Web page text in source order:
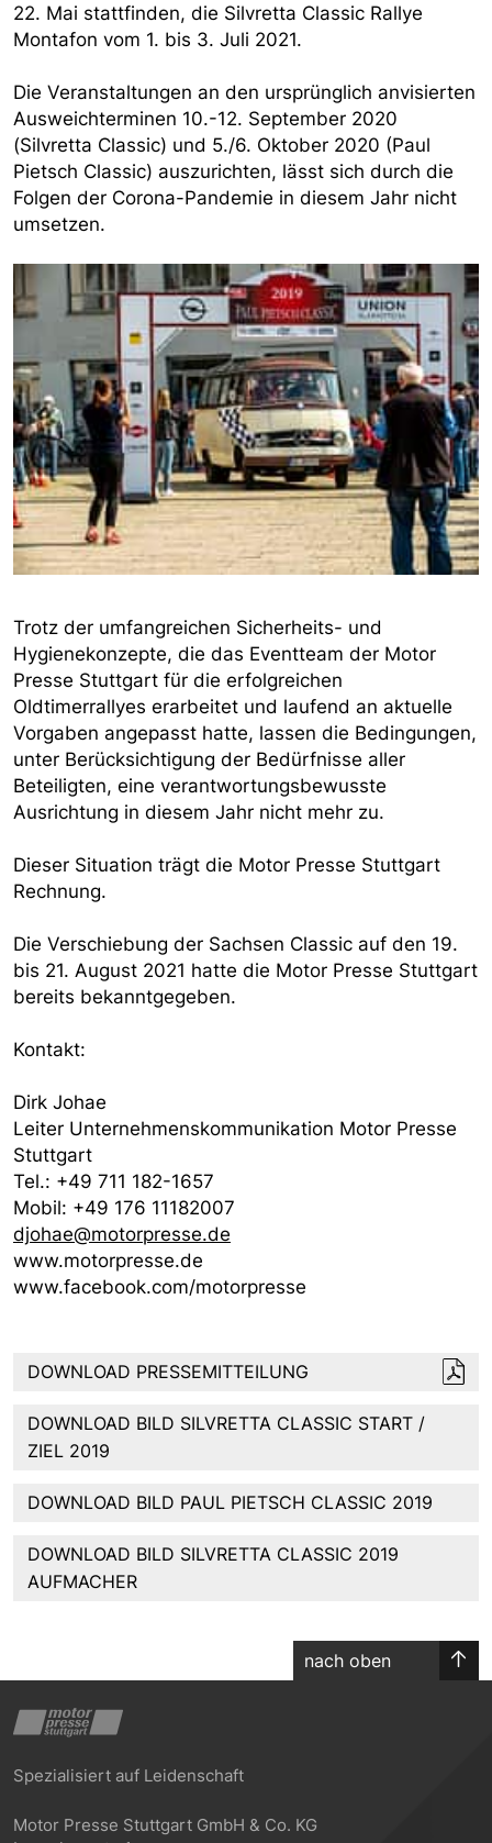
22. Mai stattfinden, die Silvretta Classic Rallye
Montafon vom 1. bis 3. Juli 2021.
Die Veranstaltungen an den ursprünglich anvisierten
Ausweichterminen 10.-12. September 2020
(Silvretta Classic) und 5./6. Oktober 2020 (Paul
Pietsch Classic) auszurichten, lässt sich durch die
Folgen der Corona-Pandemie in diesem Jahr nicht
umsetzen.
Trotz der umfangreichen Sicherheits- und
Hygienekonzepte, die das Eventteam der Motor
Presse Stuttgart für die erfolgreichen
Oldtimerrallyes erarbeitet und laufend an aktuelle
Vorgaben angepasst hatte, lassen die Bedingungen,
unter Berücksichtigung der Bedürfnisse aller
Beteiligten, eine verantwortungsbewusste
Ausrichtung in diesem Jahr nicht mehr zu.
Dieser Situation trägt die Motor Presse Stuttgart
Rechnung.
Die Verschiebung der Sachsen Classic auf den 19.
bis 21. August 2021 hatte die Motor Presse Stuttgart
bereits bekanntgegeben.
Kontakt:
Dirk Johae
Leiter Unternehmenskommunikation Motor Presse
Stuttgart
Tel.: +49 711 182-1657
Mobil: +49 176 11182007
djohae@motorpresse.de
www.motorpresse.de
www.facebook.com/motorpresse
DOWNLOAD PRESSEMITTEILUNG
DOWNLOAD BILD SILVRETTA CLASSIC START /
ZIEL 2019
DOWNLOAD BILD PAUL PIETSCH CLASSIC 2019
DOWNLOAD BILD SILVRETTA CLASSIC 2019
AUFMACHER
nach oben
Spezialisiert auf Leidenschaft
Motor Presse Stuttgart GmbH & Co. KG